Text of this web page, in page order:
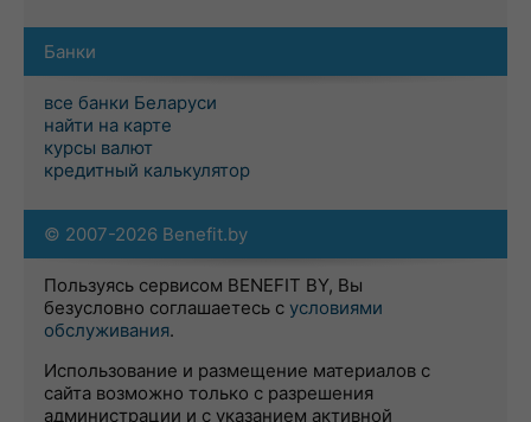
Банки
все банки Беларуси
найти на карте
курсы валют
кредитный калькулятор
© 2007-2026 Benefit.by
Пользуясь сервисом BENEFIT BY, Вы
безусловно соглашаетесь с условиями
обслуживания.
Использование и размещение материалов с
сайта возможно только с разрешения
администрации и с указанием активной